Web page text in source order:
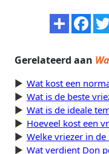
Gerelateerd aan
Wat kost een
Wat is de beste
Wat is de ideale
Hoeveel kost een
Welke vriezer in de
Wat verdient Don